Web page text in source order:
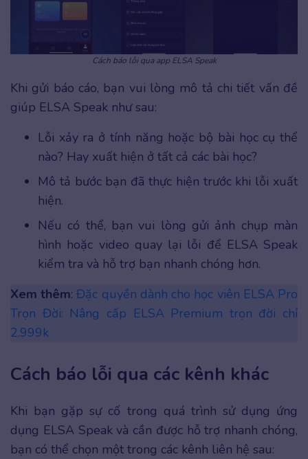
Cách báo lỗi qua app ELSA Speak
Khi gửi báo cáo, bạn vui lòng mô tả chi tiết vấn đề
giúp ELSA Speak như sau:
Lỗi xảy ra ở tính năng hoặc bộ bài học cụ thể
nào? Hay xuất hiện ở tất cả các bài học?
Mô tả bước bạn đã thực hiện trước khi lỗi xuất
hiện.
Nếu có thể, bạn vui lòng gửi ảnh chụp màn
hình hoặc video quay lại lỗi để ELSA Speak
kiểm tra và hỗ trợ bạn nhanh chóng hơn.
Xem thêm:Đặc quyền dành cho học viên ELSA Pro
Trọn Đời: Nâng cấp ELSA Premium trọn đời chỉ
2.999k
Cách báo lỗi qua các kênh khác
Khi bạn gặp sự cố trong quá trình sử dụng ứng
dụng ELSA Speak và cần được hỗ trợ nhanh chóng,
bạn có thể chọn một trong các kênh liên hệ sau: